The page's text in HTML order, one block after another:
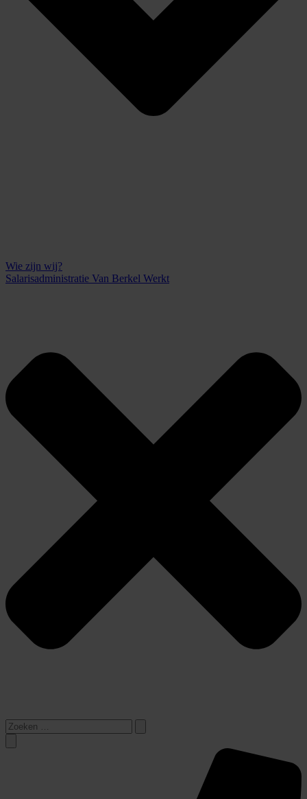
Wie zijn wij?
Salarisadministratie Van Berkel Werkt